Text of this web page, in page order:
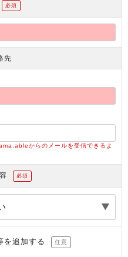
必須
先
からのメールを受信できるよ
必須
を追加する 任意